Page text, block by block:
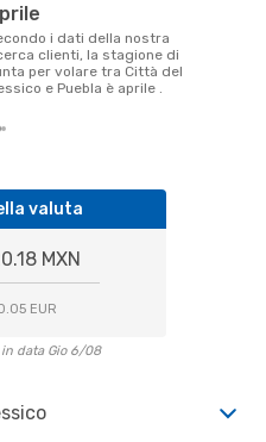
aprile
clienti, la stagione di
per volare tra Città del
e Puebla è aprile .
valuta
MXN
EUR
data Gio 6/08